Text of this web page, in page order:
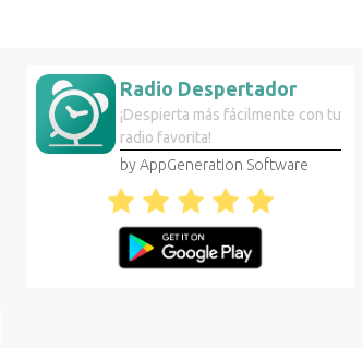
Radio Despertador
¡Despierta más fácilmente con tu
radio favorita!
by AppGeneration Software